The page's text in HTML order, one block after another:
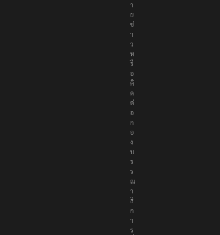
า
ย
ข่
า
ว
ห
รื
อ
ติ
ด
ต่
อ
ก
อ
ง
บ
ร
ร
ณ
า
ธิ
ก
า
ร